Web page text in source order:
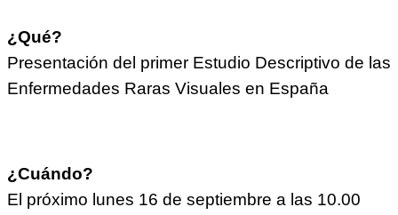
¿Qué?
Presentación del primer Estudio Descriptivo de las
Enfermedades Raras Visuales en España
¿Cuándo?
El próximo lunes 16 de septiembre a las 10.00